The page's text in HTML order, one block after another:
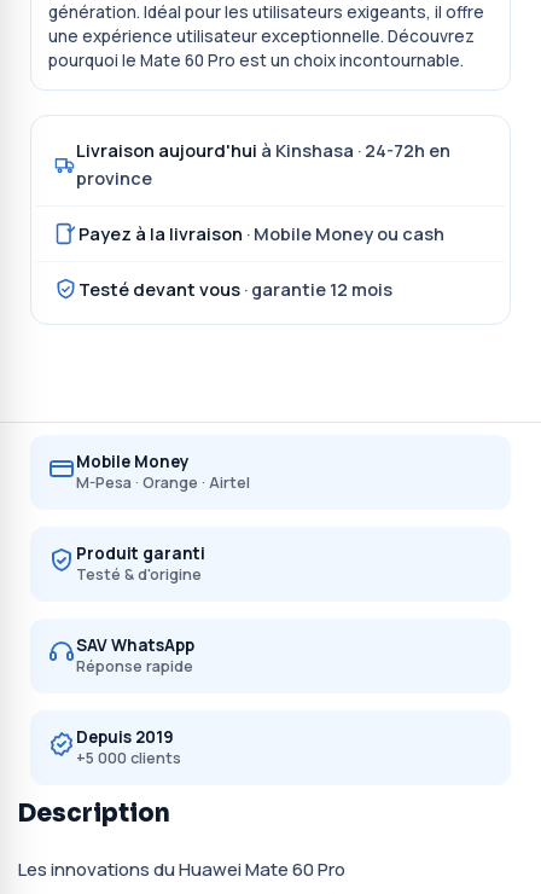
génération. Idéal pour les utilisateurs exigeants, il offre
une expérience utilisateur exceptionnelle. Découvrez
pourquoi le Mate 60 Pro est un choix incontournable.
Livraison aujourd'hui à Kinshasa · 24-72h en
province
Payez à la livraison · Mobile Money ou cash
Testé devant vous · garantie 12 mois
Mobile Money
M-Pesa · Orange · Airtel
Produit garanti
Testé & d'origine
SAV WhatsApp
Réponse rapide
Depuis 2019
+5 000 clients
Description
Les innovations du Huawei Mate 60 Pro